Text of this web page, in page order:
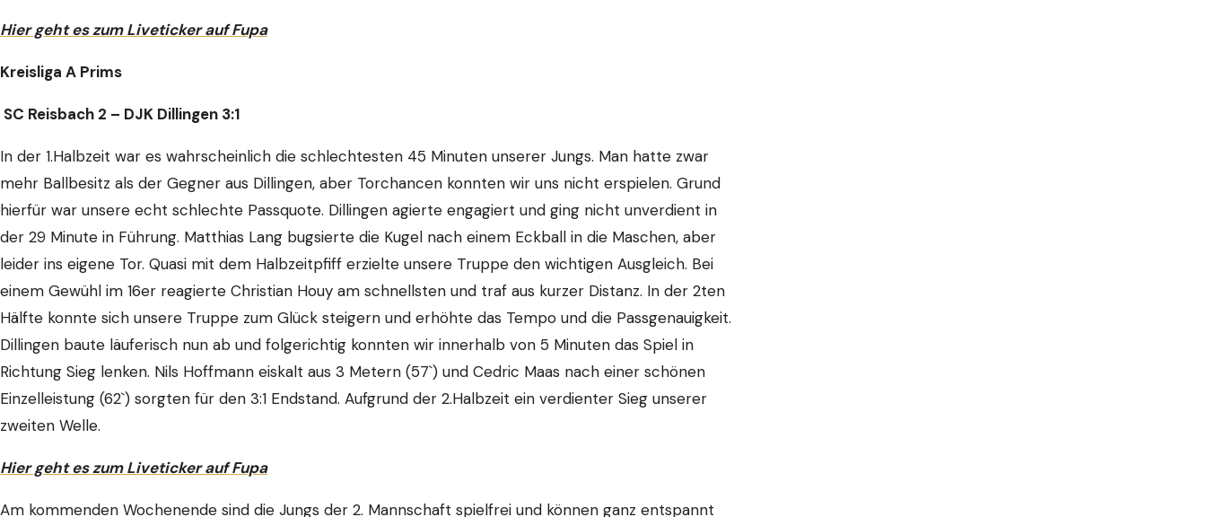
Hier geht es zum Liveticker auf Fupa
Kreisliga A Prims
SC Reisbach 2 – DJK Dillingen 3:1
In der 1.Halbzeit war es wahrscheinlich die schlechtesten 45 Minuten unserer Jungs. Man hatte zwar
mehr Ballbesitz als der Gegner aus Dillingen, aber Torchancen konnten wir uns nicht erspielen. Grund
hierfür war unsere echt schlechte Passquote. Dillingen agierte engagiert und ging nicht unverdient in
der 29 Minute in Führung. Matthias Lang bugsierte die Kugel nach einem Eckball in die Maschen, aber
leider ins eigene Tor. Quasi mit dem Halbzeitpfiff erzielte unsere Truppe den wichtigen Ausgleich. Bei
einem Gewühl im 16er reagierte Christian Houy am schnellsten und traf aus kurzer Distanz. In der 2ten
Hälfte konnte sich unsere Truppe zum Glück steigern und erhöhte das Tempo und die Passgenauigkeit.
Dillingen baute läuferisch nun ab und folgerichtig konnten wir innerhalb von 5 Minuten das Spiel in
Richtung Sieg lenken. Nils Hoffmann eiskalt aus 3 Metern (57`) und Cedric Maas nach einer schönen
Einzelleistung (62`) sorgten für den 3:1 Endstand. Aufgrund der 2.Halbzeit ein verdienter Sieg unserer
zweiten Welle.
Hier geht es zum Liveticker auf Fupa
Am kommenden Wochenende sind die Jungs der 2. Mannschaft spielfrei und können ganz entspannt